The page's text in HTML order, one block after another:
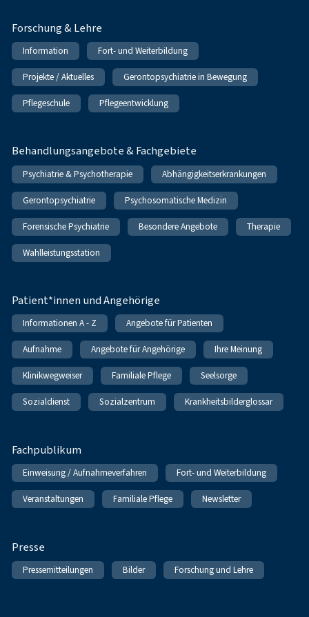
Forschung & Lehre
Information Fort- und Weiterbildung
Projekte / Aktuelles Gerontopsychiatrie in Bewegung
Pflegeschule Pflegeentwicklung
Behandlungsangebote & Fachgebiete
Psychiatrie & Psychotherapie Abhängigkeitserkrankungen
Gerontopsychiatrie Psychosomatische Medizin
Forensische Psychiatrie Besondere Angebote Therapie
Wahlleistungsstation
Patient*innen und Angehörige
Informationen A - Z Angebote für Patienten
Aufnahme Angebote für Angehörige Ihre Meinung
Klinikwegweiser Familiale Pflege Seelsorge
Sozialdienst Sozialzentrum Krankheitsbilderglossar
Fachpublikum
Einweisung / Aufnahmeverfahren Fort- und Weiterbildung
Veranstaltungen Familiale Pflege Newsletter
Presse
Pressemitteilungen Bilder Forschung und Lehre